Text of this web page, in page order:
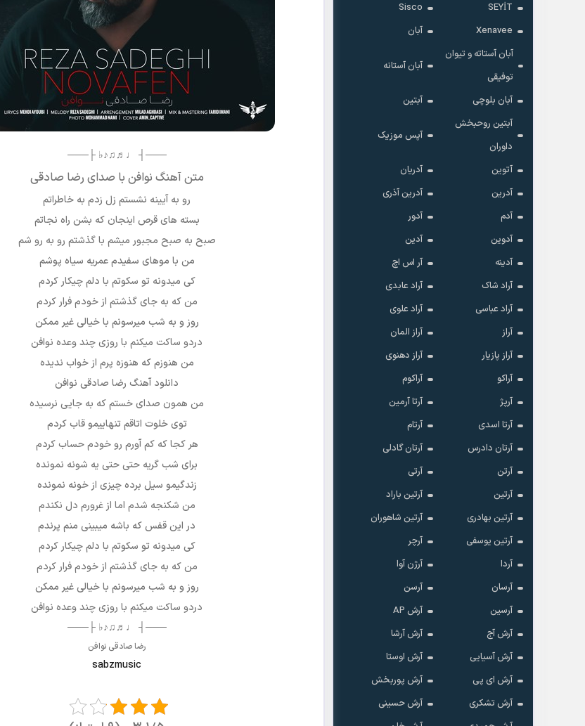
SEYİT
Sisco
Xenavee
آبان
آبان آستاته و تیوان
توفیقی
آبان آستانه
آبان بلوچی
آبتین
آبتین روحبخش
داوران
آپس موزیک
آتوین
آدریان
آدرین
آدرین آذری
آدم
آدور
آدوین
آدین
آدینه
آر اس اچ
آراد شاک
آراد عابدی
آراد عباسی
آراد علوی
آراز
آراز المان
آراز پازیار
آراز دهنوی
آراکو
آراکوم
آرپژ
آرتا آرمین
آرتا اسدی
آرتام
آرتان دادرس
آرتان گادلی
آرتن
آرتی
آرتین
آرتین باراد
آرتین بهادری
آرتین شاهوران
آرتین یوسفی
آرچر
آردا
آرژن آوا
آرسان
آرسن
آرسین
آرش AP
آرش آج
آرش آرشا
آرش آسیایی
آرش اوستا
آرش ای پی
آرش پوربخش
آرش تشکری
آرش حسینی
───┤ ♩♬♫♪♭ ├───
متن آهنگ نوافن با صدای رضا صادقی
رو به آیینه نشستم زل زدم به خاطراتم
بسته های قرص اینجان که بشن راه نجاتم
صبح به صبح مجبور میشم با گذشتم رو به رو شم
من با موهای سفیدم عمریه سیاه پوشم
کی میدونه تو سکوتم با دلم چیکار کردم
من که به جای گذشتم از خودم فرار کردم
روز و به شب میرسونم با خیالی غیر ممکن
دردو ساکت میکنم با روزی چند وعده نوافن
من هنوزم که هنوزه پرم از خواب ندیده
دانلود آهنگ رضا صادقی نوافن
من همون صدای خستم که به جایی نرسیده
توی خلوت اتاقم تنهاییمو قاب کردم
هر کجا که کم آورم رو خودم حساب کردم
برای شب گریه حتی حتی یه شونه نمونده
زندگیمو سیل برده چیزی از خونه نمونده
من شکنجه شدم اما از غرورم دل نکندم
در این قفس که باشه میبینی منم پرندم
کی میدونه تو سکوتم با دلم چیکار کردم
من که به جای گذشتم از خودم فرار کردم
روز و به شب میرسونم با خیالی غیر ممکن
دردو ساکت میکنم با روزی چند وعده نوافن
───┤ ♩♬♫♪♭ ├───
رضا صادقی نوافن
sabzmusic